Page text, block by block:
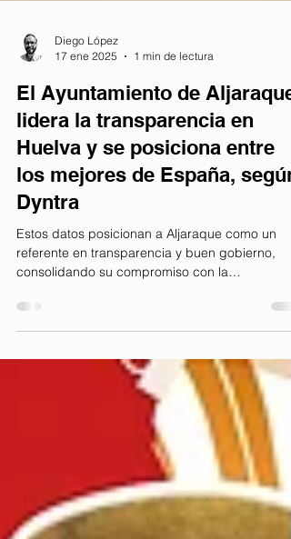
Diego López
1 min de lectura
El Ayuntamiento de Aljaraque
lidera la transparencia en
Huelva y se posiciona entre
los mejores de España, según
Dyntra
Estos datos posicionan a Aljaraque como un
referente en transparencia y buen gobierno,